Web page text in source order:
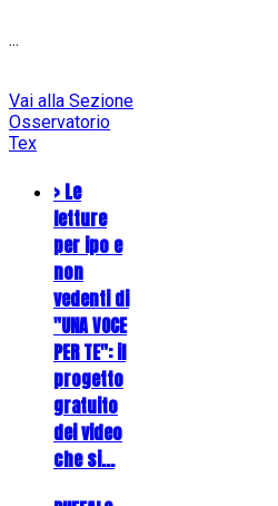
...
Vai alla Sezione
Osservatorio
Tex
> Le
letture
per ipo e
non
vedenti di
"UNA VOCE
PER TE": il
progetto
gratuito
dei video
che si…